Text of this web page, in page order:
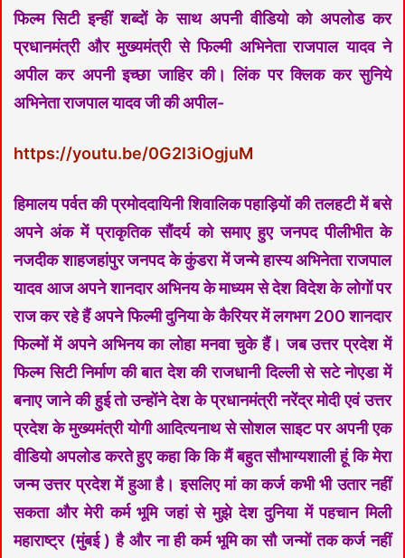
फिल्म सिटी इन्हीं शब्दों के साथ अपनी वीडियो को अपलोड कर
प्रधानमंत्री और मुख्यमंत्री से फिल्मी अभिनेता राजपाल यादव ने
अपील कर अपनी इच्छा जाहिर की। लिंक पर क्लिक कर सुनिये
अभिनेता राजपाल यादव जी की अपील-
https://youtu.be/0G2I3iOgjuM
हिमालय पर्वत की प्रमोददायिनी शिवालिक पहाड़ियों की तलहटी में बसे
अपने अंक में प्राकृतिक सौंदर्य को समाए हुए जनपद पीलीभीत के
नजदीक शाहजहांपुर जनपद के कुंडरा में जन्मे हास्य अभिनेता राजपाल
यादव आज अपने शानदार अभिनय के माध्यम से देश विदेश के लोगों पर
राज कर रहे हैं अपने फिल्मी दुनिया के कैरियर में लगभग 200 शानदार
फिल्मों में अपने अभिनय का लोहा मनवा चुके हैं। जब उत्तर प्रदेश में
फिल्म सिटी निर्माण की बात देश की राजधानी दिल्ली से सटे नोएडा में
बनाए जाने की हुई तो उन्होंने देश के प्रधानमंत्री नरेंद्र मोदी एवं उत्तर
प्रदेश के मुख्यमंत्री योगी आदित्यनाथ से सोशल साइट पर अपनी एक
वीडियो अपलोड करते हुए कहा कि कि मैं बहुत सौभाग्यशाली हूं कि मेरा
जन्म उत्तर प्रदेश में हुआ है। इसलिए मां का कर्ज कभी भी उतार नहीं
सकता और मेरी कर्म भूमि जहां से मुझे देश दुनिया में पहचान मिली
महाराष्ट्र (मुंबई ) है और ना ही कर्म भूमि का सौ जन्मों तक कर्ज नहीं